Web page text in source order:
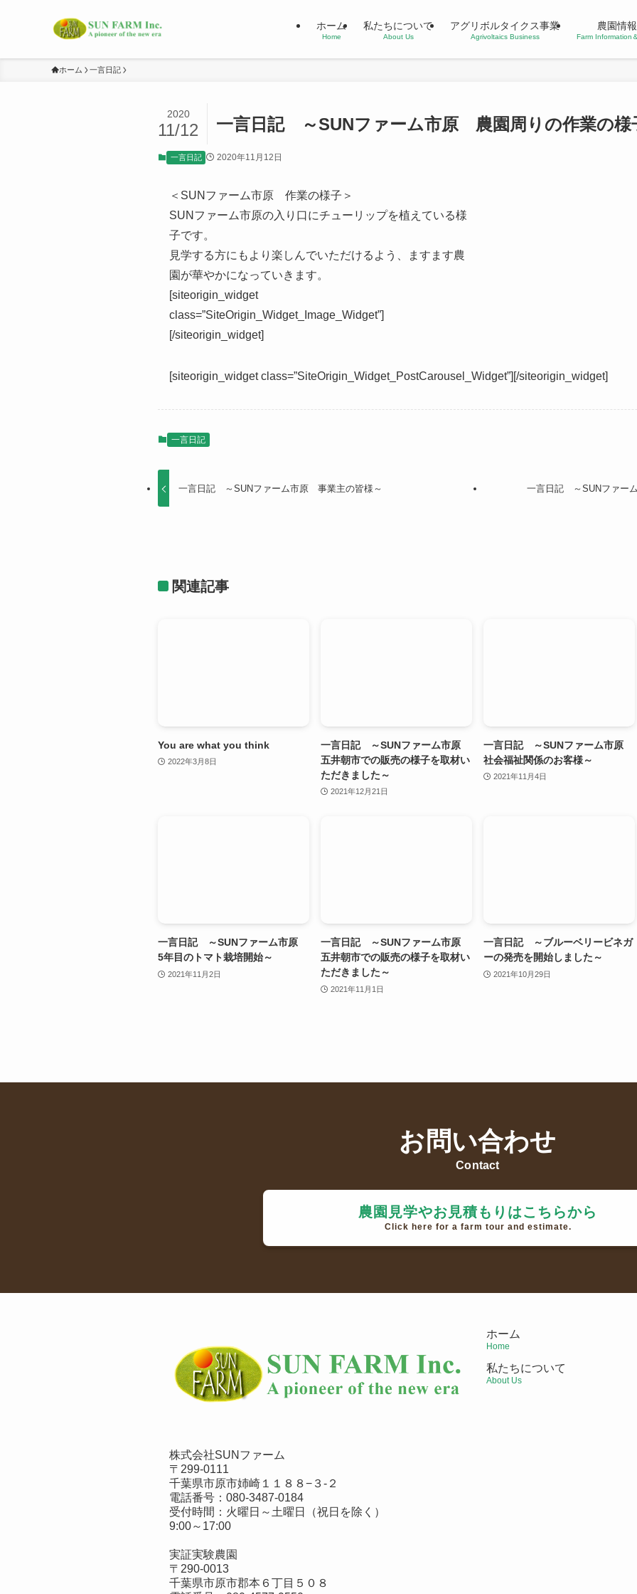
ホーム
Home
私たちについて
About Us
アグリボルタイクス事業
Agrivoltaics Business
農園情報
Farm Information
ホーム 一言日記
一言日記 ～SUNファーム市原 農園周りの作業の様
2020
11/12
一言日記 2020年11月12日
＜SUNファーム市原 作業の様子＞
SUNファーム市原の入り口にチューリップを植えている様
子です。
見学する方にもより楽しんでいただけるよう、ますます農
園が華やかになっていきます。
[siteorigin_widget
class=”SiteOrigin_Widget_Image_Widget”]
[/siteorigin_widget]
[siteorigin_widget class=”SiteOrigin_Widget_PostCarousel_Widget”] [/siteorigin_widget]
一言日記
一言日記 ～SUNファーム市原 事業主の皆様～ 一言日記 ～SUNファー
関連記事
You are what you think
2022年3月8日
一言日記 ～SUNファーム市原
五井朝市での販売の様子を取材い
ただきました～
2021年12月21日
一言日記 ～SUNファーム市原
社会福祉関係のお客様～
2021年11月4日
一言日記 ～SUNファーム市原
5年目のトマト栽培開始～
2021年11月2日
一言日記 ～SUNファーム市原
五井朝市での販売の様子を取材い
ただきました～
2021年11月1日
一言日記 ～ブルーベリービネガ
ーの発売を開始しました～
2021年10月29日
お問い合わせ
Contact
農園見学やお見積もりはこちらから
Click here for a farm tour and estimate.
株式会社SUNファーム
〒299-0111
千葉県市原市姉崎１１８８−３-２
電話番号： 080-3487-0184
受付時間：火曜日～土曜日（祝日を除く）
9:00～17:00
実証実験農園
〒290-0013
千葉県市原市郡本６丁目５０８
ホーム
Home
私たちについて
About Us